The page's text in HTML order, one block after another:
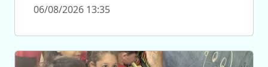
06/08/2026 13:35